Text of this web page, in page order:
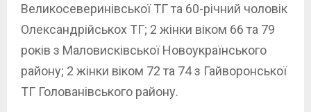
Великосеверинівської ТГ та 60-річний чоловік
Олександрійськох ТГ; 2 жінки віком 66 та 79
років з Маловисківської Новоукраїнського
району; 2 жінки віком 72 та 74 з Гайворонської
ТГ Голованівського району.